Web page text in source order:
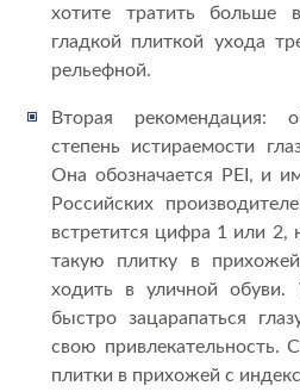
хотите тратить больше
гладкой плиткой ухода
рельефной.
Вторая рекомендация:
степень истираемости
Она обозначается PEI, и
Российских
встретится цифра 1 или 2,
такую плитку в
ходить в уличной
быстро зацарапаться
свою привлекательность.
плитки в прихожей с